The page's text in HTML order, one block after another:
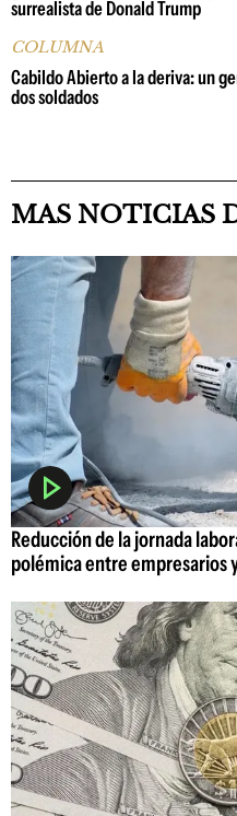
surrealista de Donald Trump
COLUMNA
Cabildo Abierto a la deriva: un
dos soldados
MAS NOTICIAS
Reducción de la jornada
polémica entre empresarios